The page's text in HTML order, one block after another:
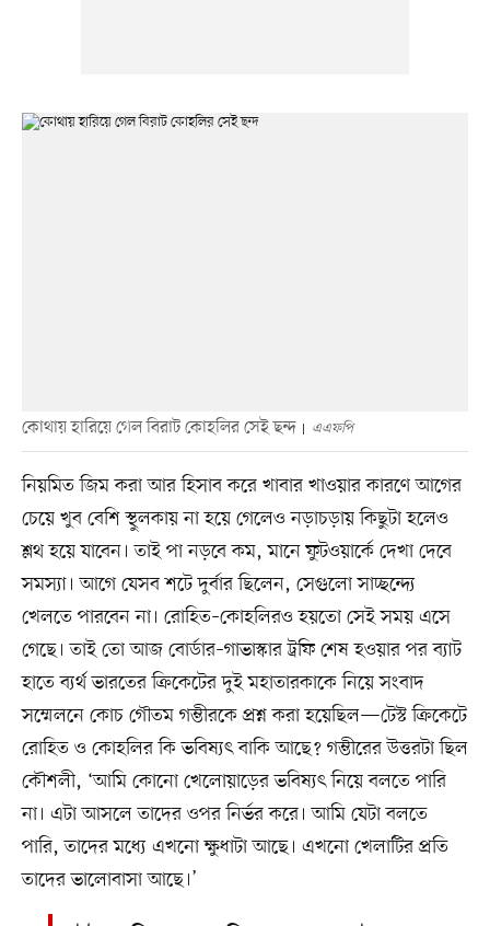
কোথায় হারিয়ে গেল বিরাট কোহলির সেই ছন্দ এএফপি
নিয়মিত জিম করা আর হিসাব করে খাবার খাওয়ার কারণে আগের
চেয়ে খুব বেশি স্থুলকায় না হয়ে গেলেও নড়াচড়ায় কিছুটা হলেও
শ্লথ হয়ে যাবেন। তাই পা নড়বে কম, মানে ফুটওয়ার্কে দেখা দেবে
সমস্যা। আগে যেসব শটে দুর্বার ছিলেন, সেগুলো সাচ্ছন্দ্যে
খেলতে পারবেন না। রোহিত–কোহলিরও হয়তো সেই সময় এসে
গেছে। তাই তো আজ বোর্ডার–গাভাস্কার ট্রফি শেষ হওয়ার পর ব্যাট
হাতে ব্যর্থ ভারতের ক্রিকেটের দুই মহাতারকাকে নিয়ে সংবাদ
সম্মেলনে কোচ গৌতম গম্ভীরকে প্রশ্ন করা হয়েছিল—টেস্ট ক্রিকেটে
রোহিত ও কোহলির কি ভবিষ্যৎ বাকি আছে? গম্ভীরের উত্তরটা ছিল
কৌশলী, ‘আমি কোনো খেলোয়াড়ের ভবিষ্যৎ নিয়ে বলতে পারি
না। এটা আসলে তাদের ওপর নির্ভর করে। আমি যেটা বলতে
পারি, তাদের মধ্যে এখনো ক্ষুধাটা আছে। এখনো খেলাটির প্রতি
তাদের ভালোবাসা আছে।’